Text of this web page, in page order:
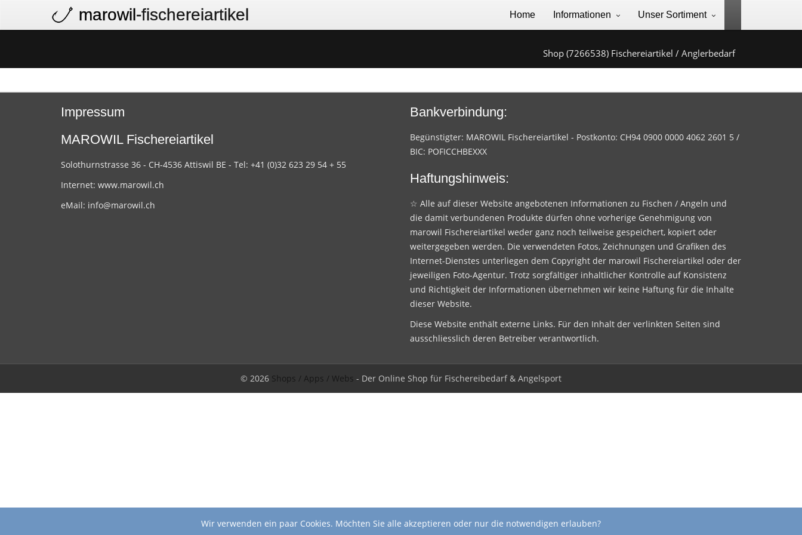
marowil-fischereiartikel Home Informationen Unser Sortiment
Shop (7266538) Fischereiartikel / Anglerbedarf
Impressum
MAROWIL Fischereiartikel
Solothurnstrasse 36 - CH-4536 Attiswil BE - Tel: +41 (0)32 623 29 54 + 55
Internet: www.marowil.ch
eMail: info@marowil.ch
Bankverbindung:
Begünstigter: MAROWIL Fischereiartikel - Postkonto: CH94 0900 0000 4062 2601 5 /
BIC: POFICCHBEXXX
Haftungshinweis:
☆ Alle auf dieser Website angebotenen Informationen zu Fischen / Angeln und
die damit verbundenen Produkte dürfen ohne vorherige Genehmigung von
marowil Fischereiartikel weder ganz noch teilweise gespeichert, kopiert oder
weitergegeben werden. Die verwendeten Fotos, Zeichnungen und Grafiken des
Internet-Dienstes unterliegen dem Copyright der marowil Fischereiartikel oder der
jeweiligen Foto-Agentur. Trotz sorgfältiger inhaltlicher Kontrolle auf Konsistenz
und Richtigkeit der Informationen übernehmen wir keine Haftung für die Inhalte
dieser Website.
Diese Website enthält externe Links. Für den Inhalt der verlinkten Seiten sind
ausschliesslich deren Betreiber verantwortlich.
© 2026 Shops / Apps / Webs - Der Online Shop für Fischereibedarf & Angelsport
Wir verwenden ein paar Cookies. Möchten Sie alle akzeptieren oder nur die notwendigen erlauben?